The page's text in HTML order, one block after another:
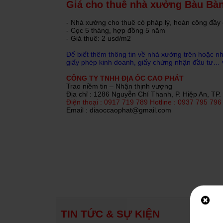
Giá cho thuê nhà xưởng Bàu
- Nhà xưởng cho thuê có pháp lý, hoàn công đầy
- Cọc 5 tháng, hợp đồng 5 năm
- Giá thuê: 2 usd/m2
Để biết thêm thông tin về nhà xưởng trên hoặc
giấy phép kinh doanh, giấy chứng nhận đầu tư…
CÔNG TY TNHH ĐỊA ỐC CAO PHÁT
Trao niềm tin – Nhận thịnh vượng
Địa chỉ : 1286 Nguyễn Chí Thanh, P. Hiệp An,
Điện thoại : 0917 719 789 Hotline : 0937 795
Email : diaoccaophat@gmail.com
TIN TỨC & SỰ KIỆN
15/03/2020
Cho thuê nhà xưởng
Dương. Bạn đang
phát triển về...
15/03/2020
Lịch sử phát triển
tháng 12 năm
136/NQ-CP[1], tách...